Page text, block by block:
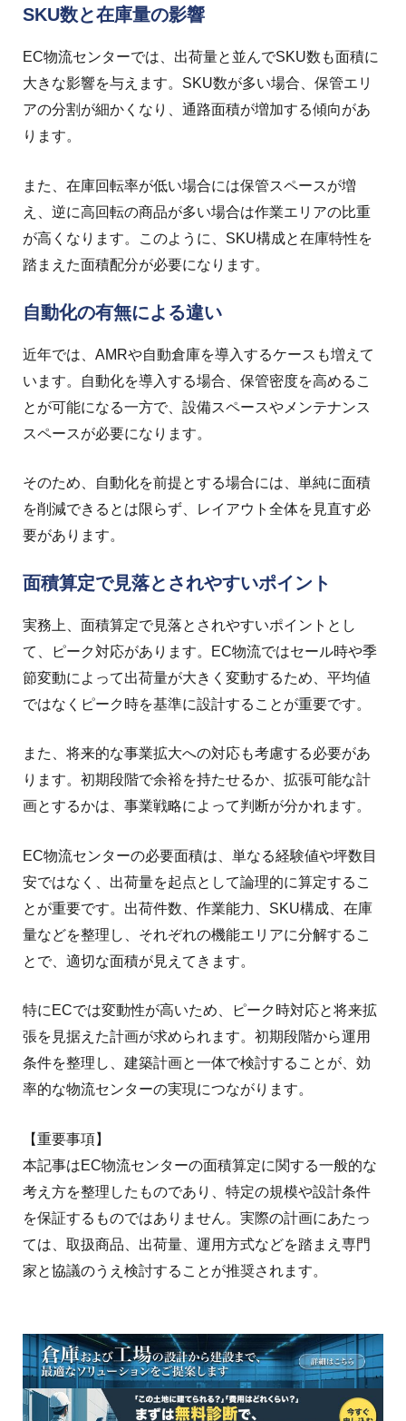
SKU数と在庫量の影響
EC物流センターでは、出荷量と並んでSKU数も面積に
大きな影響を与えます。SKU数が多い場合、保管エリ
アの分割が細かくなり、通路面積が増加する傾向があ
ります。
また、在庫回転率が低い場合には保管スペースが増
え、逆に高回転の商品が多い場合は作業エリアの比重
が高くなります。このように、SKU構成と在庫特性を
踏まえた面積配分が必要になります。
自動化の有無による違い
近年では、AMRや自動倉庫を導入するケースも増えて
います。自動化を導入する場合、保管密度を高めるこ
とが可能になる一方で、設備スペースやメンテナンス
スペースが必要になります。
そのため、自動化を前提とする場合には、単純に面積
を削減できるとは限らず、レイアウト全体を見直す必
要があります。
面積算定で見落とされやすいポイント
実務上、面積算定で見落とされやすいポイントとし
て、ピーク対応があります。EC物流ではセール時や季
節変動によって出荷量が大きく変動するため、平均値
ではなくピーク時を基準に設計することが重要です。
また、将来的な事業拡大への対応も考慮する必要があ
ります。初期段階で余裕を持たせるか、拡張可能な計
画とするかは、事業戦略によって判断が分かれます。
EC物流センターの必要面積は、単なる経験値や坪数目
安ではなく、出荷量を起点として論理的に算定するこ
とが重要です。出荷件数、作業能力、SKU構成、在庫
量などを整理し、それぞれの機能エリアに分解するこ
とで、適切な面積が見えてきます。
特にECでは変動性が高いため、ピーク時対応と将来拡
張を見据えた計画が求められます。初期段階から運用
条件を整理し、建築計画と一体で検討することが、効
率的な物流センターの実現につながります。
【重要事項】
本記事はEC物流センターの面積算定に関する一般的な
考え方を整理したものであり、特定の規模や設計条件
を保証するものではありません。実際の計画にあたっ
ては、取扱商品、出荷量、運用方式などを踏まえ専門
家と協議のうえ検討することが推奨されます。